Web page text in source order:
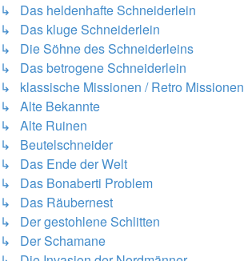
↳ Das heldenhafte Schneiderlein
↳ Das kluge Schneiderlein
↳ Die Söhne des Schneiderleins
↳ Das betrogene Schneiderlein
↳ klassische Missionen / Retro Missionen
↳ Alte Bekannte
↳ Alte Ruinen
↳ Beutelschneider
↳ Das Ende der Welt
↳ Das Bonaberti Problem
↳ Das Räubernest
↳ Der gestohlene Schlitten
↳ Der Schamane